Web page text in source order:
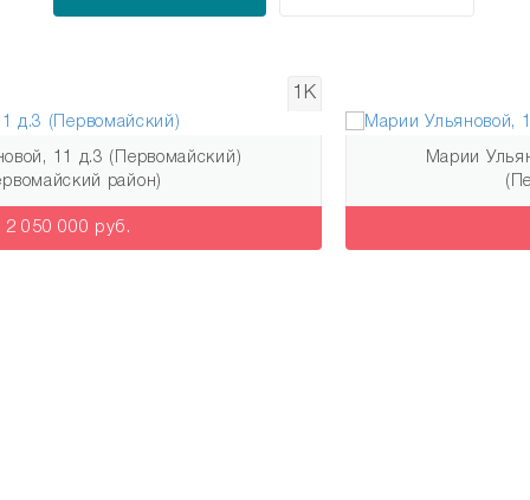
Марии Ульяновой, 11 д.3 (Первомайский)